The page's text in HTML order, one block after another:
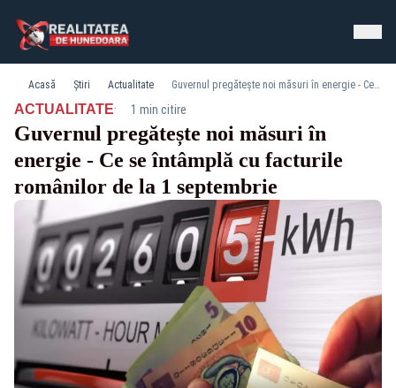
Acasă Știri Actualitate Guvernul pregătește noi măsuri în energie - Ce se întâmplă cu facturile românilor de la 1 septembrie
ACTUALITATE· 1 min citire
Guvernul pregătește noi măsuri în
energie - Ce se întâmplă cu facturile
românilor de la 1 septembrie